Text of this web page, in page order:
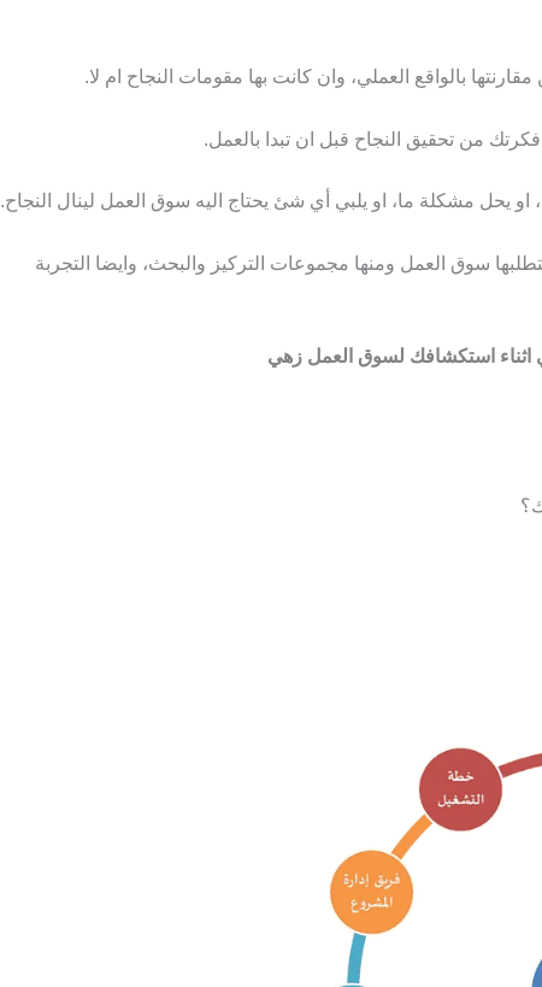
بالواقع العملي، وان كانت بها مقومات النجاح ام لا.
من تحقيق النجاح قبل ان تبدا بالعمل.
يحل مشكلة ما، او يلبي أي شئ يحتاج اليه سوق العمل لينال النجاح.
سوق العمل ومنها مجموعات التركيز والبحث، وايضا التجربة
اثناء استكشافك لسوق العمل زهي